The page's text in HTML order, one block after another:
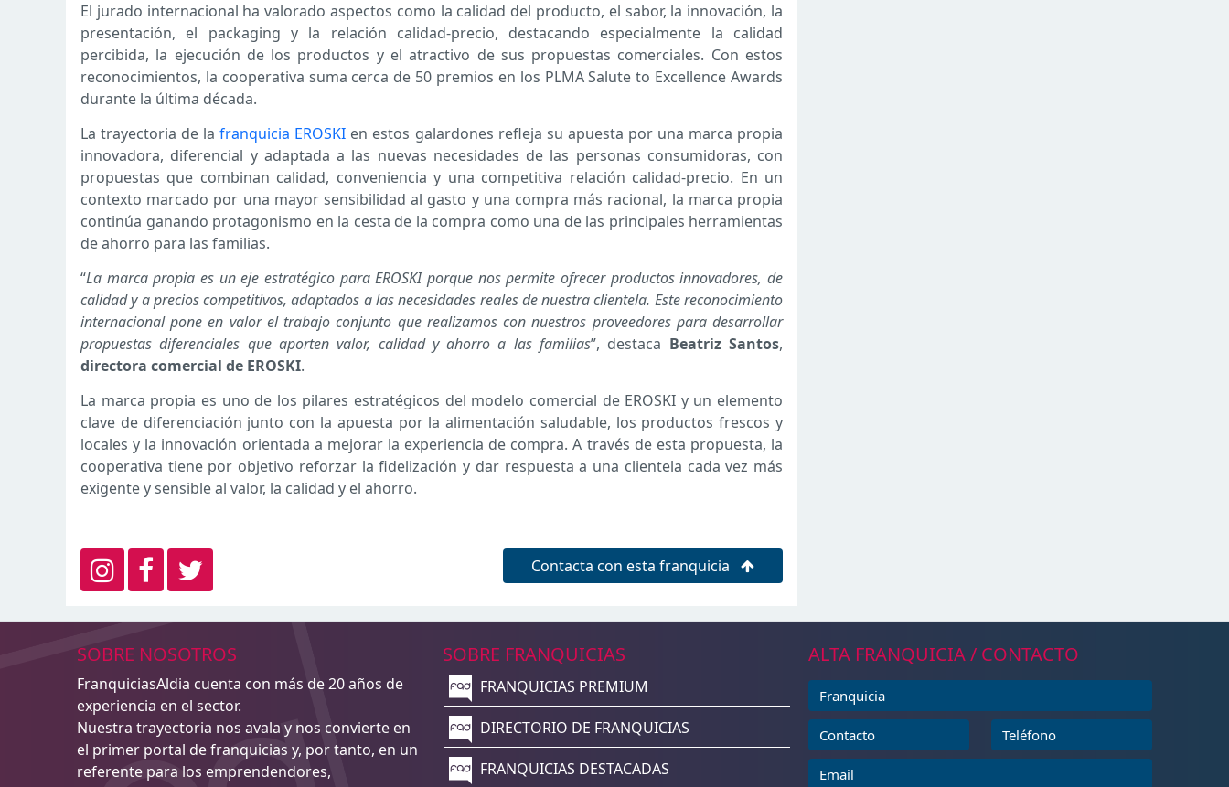
El jurado internacional ha valorado aspectos como la calidad del producto, el sabor, la innovación, la
presentación, el packaging y la relación calidad-precio, destacando especialmente la calidad
percibida, la ejecución de los productos y el atractivo de sus propuestas comerciales. Con estos
reconocimientos, la cooperativa suma cerca de 50 premios en los PLMA Salute to Excellence Awards
durante la última década.
La trayectoria de lafranquicia EROSKI en estos galardones refleja su apuesta por una marca propia
innovadora, diferencial y adaptada a las nuevas necesidades de las personas consumidoras, con
propuestas que combinan calidad, conveniencia y una competitiva relación calidad-precio. En un
contexto marcado por una mayor sensibilidad al gasto y una compra más racional, la marca propia
continúa ganando protagonismo en la cesta de la compra como una de las principales herramientas
de ahorro para las familias.
“La marca propia es un eje estratégico para EROSKI porque nos permite ofrecer productos innovadores, de
calidad y a precios competitivos, adaptados a las necesidades reales de nuestra clientela. Este reconocimiento
internacional pone en valor el trabajo conjunto que realizamos con nuestros proveedores para desarrollar
propuestas diferenciales que aporten valor, calidad y ahorro a las familias”, destaca Beatriz Santos,
directora comercial de EROSKI.
La marca propia es uno de los pilares estratégicos del modelo comercial de EROSKI y un elemento
clave de diferenciación junto con la apuesta por la alimentación saludable, los productos frescos y
locales y la innovación orientada a mejorar la experiencia de compra. A través de esta propuesta, la
cooperativa tiene por objetivo reforzar la fidelización y dar respuesta a una clientela cada vez más
exigente y sensible al valor, la calidad y el ahorro.
Contacta con esta franquicia
SOBRE NOSOTROS
FranquiciasAldia cuenta con más de 20 años de
experiencia en el sector.
Nuestra trayectoria nos avala y nos convierte en
el primer portal de franquicias y, por tanto, en un
referente para los emprendendores,
SOBRE FRANQUICIAS
FRANQUICIAS PREMIUM
DIRECTORIO DE FRANQUICIAS
FRANQUICIAS DESTACADAS
ALTA FRANQUICIA / CONTACTO